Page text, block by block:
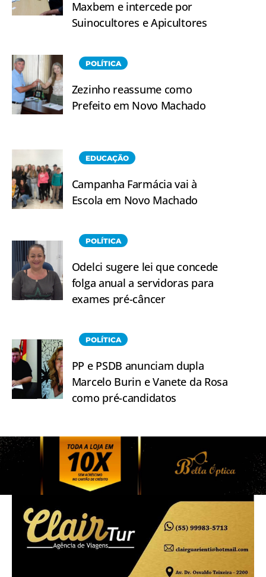
Maxbem e intercede por
Suinocultores e Apicultores
POLÍTICA
Zezinho reassume como
Prefeito em Novo Machado
EDUCAÇÃO
Campanha Farmácia vai à
Escola em Novo Machado
POLÍTICA
Odelci sugere lei que concede
folga anual a servidoras para
exames pré-câncer
POLÍTICA
PP e PSDB anunciam dupla
Marcelo Burin e Vanete da Rosa
como pré-candidatos